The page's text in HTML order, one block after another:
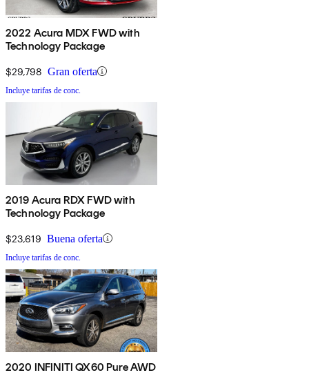
2022 Acura MDX FWD with
Technology Package
$29,798 Gran oferta
Incluye tarifas de conc.
2019 Acura RDX FWD with
Technology Package
$23,619 Buena oferta
Incluye tarifas de conc.
2020 INFINITI QX60 Pure AWD